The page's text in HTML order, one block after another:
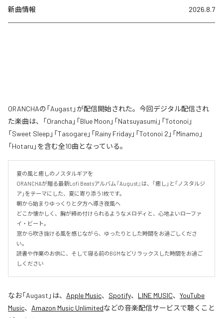
新曲情報 2026.8.7
ORANCHAの「Augast」が配信開始された。今回デジタル配信され
た楽曲は、「Orancha」「Blue Moon」「Natsuyasumi」「Totonoi」
「Sweet Sleep」「Tasogare」「Rainy Friday」「Totonoi 2」「Minamo」
「Hotaru」を含む全10曲となっている。
夏の風と癒しのノスタルギアを
ORANCHAが贈る最新Lofi Beatsアルバム『August』は、「癒し」と「ノスタルジ
ア」をテーマにした、夏に寄り添う1枚です。
朝から始まりゆっくりと夕方へ導き夜風へ
どこか懐かしく、胸が締め付けられるようなメロディと、心地よいローファ
イ・ビート。
窓から吹き抜ける風を感じながら、ゆったりとした時間をお過ごしくださ
い。
読書や作業のお供に、そして寝る前のBGMなどリラックスした時間をお過ご
しください
なお「Augast 」は、 Apple Music、 Spotify、 LINE MUSIC、 YouTube
Music、 Amazon Music Unlimitedなどの音楽配信サービスで聴くこと